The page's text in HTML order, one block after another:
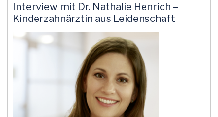
Interview mit Dr. Nathalie Henrich –
Kinderzahnärztin aus Leidenschaft